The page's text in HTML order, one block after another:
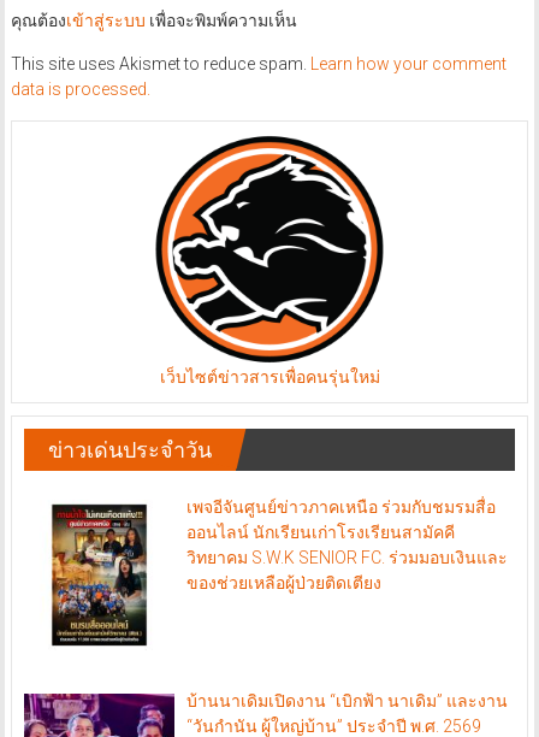
คุณต้องเข้าสู่ระบบ เพื่อจะพิมพ์ความเห็น
This site uses Akismet to reduce spam.
Learn how your comment
data is processed.
เว็บไซต์ข่าวสารเพื่อคนรุ่นใหม่
ข่าวเด่นประจำวัน
เพจอีจันศูนย์ข่าวภาคเหนือ ร่วมกับชมรมสื่อ
ออนไลน์ นักเรียนเก่าโรงเรียนสามัคคี
วิทยาคม S.W.K SENIOR FC. ร่วมมอบเงินและ
ของช่วยเหลือผู้ป่วยติดเตียง
บ้านนาเดิมเปิดงาน “เบิกฟ้า นาเดิม” และงาน
“วันกำนัน ผู้ใหญ่บ้าน” ประจำปี พ.ศ. 2569